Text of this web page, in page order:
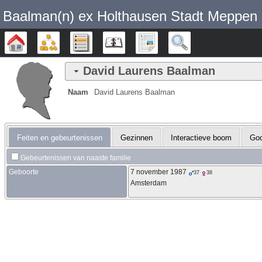
Baalman‎‎‎‎‎(n)‎‎‎‎‎ ex Holthausen Stadt Meppen
Stamboom DiagrammenLijsten Kalender Rapporten
David Laurens Baalman
Naam David Laurens Baalman
Feiten en gebeurtenissen Gezinnen Interactieve boom
Gebeurtenissen van naaste familie
Geboorte
7 november 1987 37 38
Amsterdam